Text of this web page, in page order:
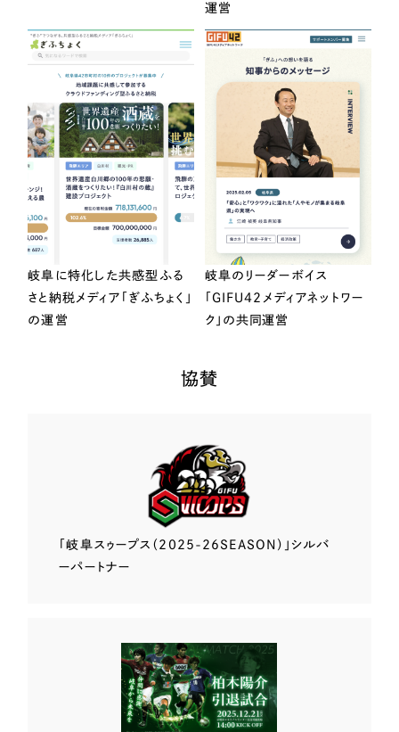
運営
岐阜に特化した共感型ふる
さと納税メディア「ぎふちょく」
の運営
岐阜のリーダーボイス
「GIFU42メディアネットワー
ク」の共同運営
協賛
「岐阜スゥープス （2025-26SEASON）」 シルバ
ーパートナー